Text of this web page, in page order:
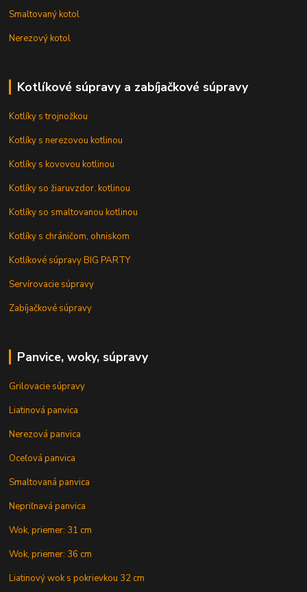
Smaltovaný kotol
Nerezový kotol
Kotlíkové súpravy a zabíjačkové súpravy
Kotlíky s trojnožkou
Kotlíky s nerezovou kotlinou
Kotlíky s kovovou kotlinou
Kotlíky so žiaruvzdor. kotlinou
Kotlíky so smaltovanou kotlinou
Kotlíky s chráničom, ohniskom
Kotlíkové súpravy BIG PARTY
Servírovacie súpravy
Zabíjačkové súpravy
Panvice, woky, súpravy
Grilovacie súpravy
Liatinová panvica
Nerezová panvica
Oceľová panvica
Smaltovaná panvica
Nepriľnavá panvica
Wok, priemer: 31 cm
Wok, priemer: 36 cm
Liatinový wok s pokrievkou 32 cm